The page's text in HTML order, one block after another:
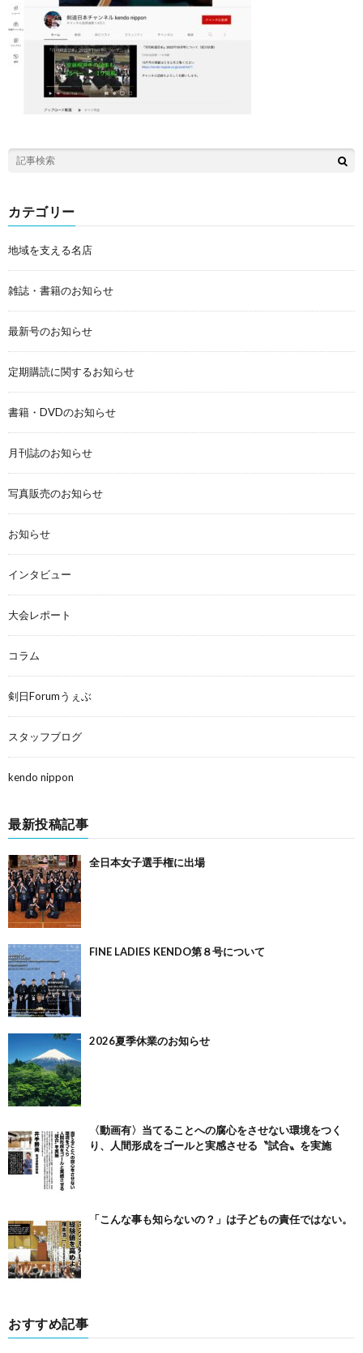
カテゴリー
地域を支える名店
雑誌・書籍のお知らせ
最新号のお知らせ
定期購読に関するお知らせ
書籍・DVDのお知らせ
月刊誌のお知らせ
写真販売のお知らせ
お知らせ
インタビュー
大会レポート
コラム
剣日Forumうぇぶ
スタッフブログ
kendo nippon
最新投稿記事
全日本女子選手権に出場
FINE LADIES KENDO第８号について
2026夏季休業のお知らせ
〈動画有〉当てることへの腐心をさせない環境をつく
り、人間形成をゴールと実感させる〝試合〟を実施
「こんな事も知らないの？」は子どもの責任ではない。
おすすめ記事